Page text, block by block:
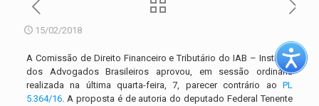
15/02/2018
A Comissão de Direito Financeiro e Tributário do IAB – Instituto
dos Advogados Brasileiros aprovou, em sessão ordinária
realizada na última quarta-feira, 7, parecer contrário aoPL
5.364/16. A proposta é de autoria do deputado Federal Tenente